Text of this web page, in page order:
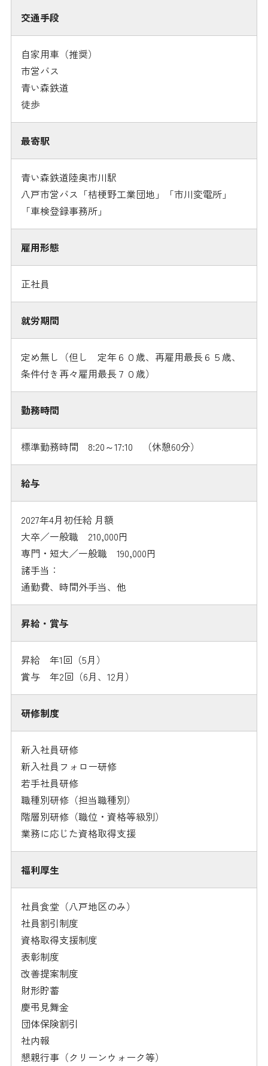
交通手段
自家用車（推奨）
市営バス
青い森鉄道
徒歩
最寄駅
青い森鉄道陸奥市川駅
八戸市営バス「桔梗野工業団地」「市川変電所」
「車検登録事務所」
雇用形態
正社員
就労期間
定め無し（但し 定年６０歳、再雇用最長６５歳、
条件付き再々雇用最長７０歳）
勤務時間
標準勤務時間 8:20～17:10 （休憩60分）
給与
2027年4月初任給 月額
大卒／一般職 210,000円
専門・短大／一般職 190,000円
諸手当：
通勤費、時間外手当、他
昇給・賞与
昇給 年1回（5月）
賞与 年2回（6月、12月）
研修制度
新入社員研修
新入社員フォロー研修
若手社員研修
職種別研修（担当職種別）
階層別研修（職位・資格等級別）
業務に応じた資格取得支援
福利厚生
社員食堂（八戸地区のみ）
社員割引制度
資格取得支援制度
表彰制度
改善提案制度
財形貯蓄
慶弔見舞金
団体保険割引
社内報
懇親行事（クリーンウォーク等）